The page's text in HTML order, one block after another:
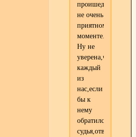
не очень
приятном
моменте.
Ну не
уверена,что
каждый
из
нас,если
бы к
нему
обратился
судья,отвернул